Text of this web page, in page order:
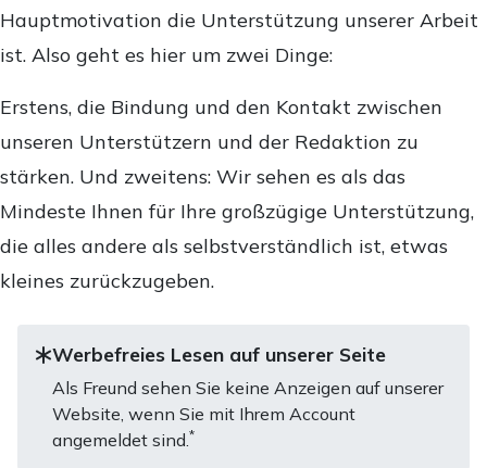
Hauptmotivation die Unterstützung unserer Arbeit
ist. Also geht es hier um zwei Dinge:
Erstens, die Bindung und den Kontakt zwischen
unseren Unterstützern und der Redaktion zu
stärken. Und zweitens: Wir sehen es als das
Mindeste Ihnen für Ihre großzügige Unterstützung,
die alles andere als selbstverständlich ist, etwas
kleines zurückzugeben.
Werbefreies Lesen auf unserer Seite
Als Freund sehen Sie keine Anzeigen auf unserer
Website, wenn Sie mit Ihrem Account
angemeldet sind.*